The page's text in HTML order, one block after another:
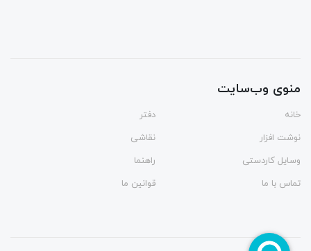
منوی وب‌سایت
خانه
دفتر
نوشت افزار
نقاشی
وسایل کاردستی
راهنما
تماس با ما
قوانین ما